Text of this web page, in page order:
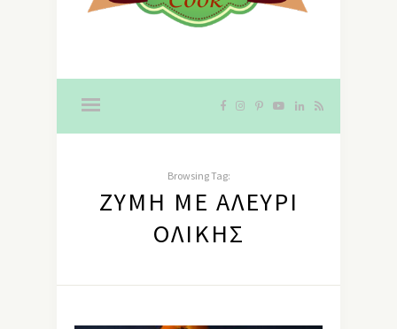
Browsing Tag:
ΖΎΜΗ ΜΕ ΑΛΕΎΡΙ
ΟΛΙΚΉΣ